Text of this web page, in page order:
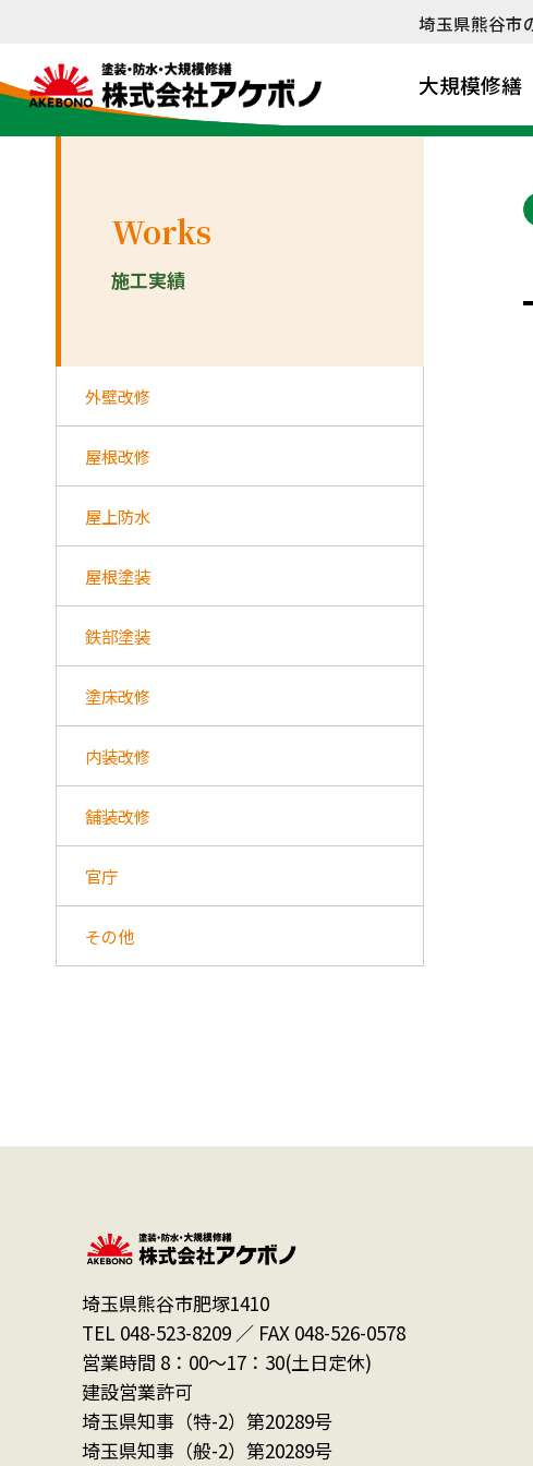
ス
キ
埼玉県熊谷市
大規模修繕
Works
施工実績
外壁改修
屋根改修
屋上防水
屋根塗装
鉄部塗装
塗床改修
内装改修
舗装改修
官庁
その他
埼玉県熊谷市肥塚1410
TEL 048-523-8209 ／ FAX 048-526-0578
営業時間 8：00～17：30(土日定休)
建設営業許可
埼玉県知事（特-2）第20289号
埼玉県知事（般-2）第20289号